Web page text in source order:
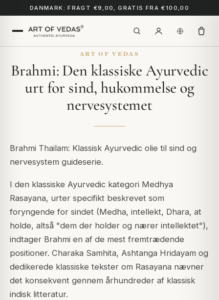
DANMARK: FRAGT €9,00, GRATIS FRA €100,00
ART OF VEDAS
Brahmi: Den klassiske Ayurvedic
urt for sind, hukommelse og
nervesystemet
Brahmi Thailam: Klassisk Ayurvedic olie til sind og
nervesystem guideserie.
I den klassiske Ayurvedic kategori Medhya
Rasayana, urter specifikt beskrevet som
foryngende for sindet (Medha, intellekt, Dhara, at
holde, altså "dem der holder og nærer intellektet"),
indtager Brahmi en af de mest fremtrædende
positioner. Charaka Samhita, Ashtanga Hridayam og
dedikerede klassiske tekster om Rasayana nævner
det konsekvent gennem århundreder af klassisk
indisk litteratur.